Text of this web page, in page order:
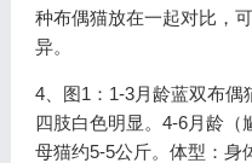
种布偶猫放在一起对比，
异。
4、图1：1-3月龄蓝双布偶
四肢白色明显。4-6月龄（
母猫约5-5公斤。体型：身